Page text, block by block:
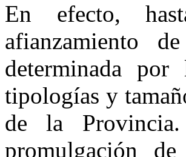
En efecto,
afianzamiento
determinada
tipologías y
de la
promulgación